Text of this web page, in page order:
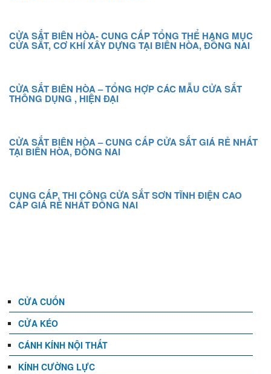
CỬA SẮT BIÊN HÒA- CUNG CẤP TỔNG THỂ HẠNG MỤC
CỬA SẮT, CƠ KHÍ XÂY DỰNG TẠI BIÊN HÒA, ĐỒNG NAI
CỬA SẮT BIÊN HÒA – TỔNG HỢP CÁC MẪU CỬA SẮT
THÔNG DỤNG , HIỆN ĐẠI
CỬA SẮT BIÊN HÒA – CUNG CẤP CỬA SẮT GIÁ RẺ NHẤT
TẠI BIÊN HÒA, ĐỒNG NAI
CUNG CẤP, THI CÔNG CỬA SẮT SƠN TĨNH ĐIỆN CAO
CẤP GIÁ RẺ NHẤT ĐỒNG NAI
CỬA CUỐN
CỬA KÉO
CÁNH KÍNH NỘI THẤT
KÍNH CƯỜNG LỰC